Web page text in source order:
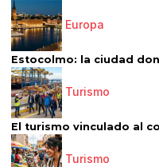
Europa
Estocolmo: la ciudad
Turismo
El turismo vinculado al
Turismo